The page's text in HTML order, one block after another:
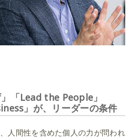
「Lead the People」
」が、リーダーの条件
人間性を含めた個人の力が問われ